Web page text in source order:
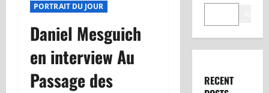
PORTRAIT DU JOUR
Daniel Mesguich
en interview Au
Passage des
RECENT